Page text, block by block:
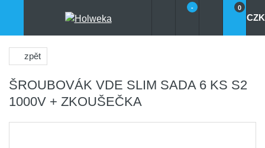
- 0
CZK
zpět
ŠROUBOVÁK VDE SLIM SADA 6 KS S2
1000V + ZKOUŠEČKA